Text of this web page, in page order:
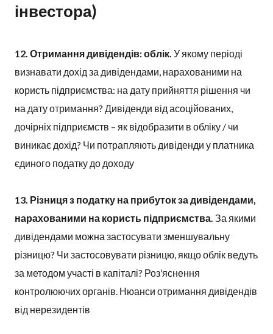
інвестора)
12. Отримання дивідендів: облік. У якому періоді
визнавати дохід за дивідендами, нарахованими на
користь підприємства: на дату прийняття рішення чи
на дату отримання? Дивіденди від асоційованих,
дочірніх підприємств – як відобразити в обліку / чи
виникає дохід? Чи потрапляють дивіденди у платника
єдиного податку до доходу
13. Різниця з податку на прибуток за дивідендами,
нарахованими на користь підприємства. За якими
дивідендами можна застосувати зменшувальну
різницю? Чи застосовувати різницю, якщо облік ведуть
за методом участі в капіталі? Роз’яснення
контролюючих органів. Нюанси отримання дивідендів
від нерезидентів